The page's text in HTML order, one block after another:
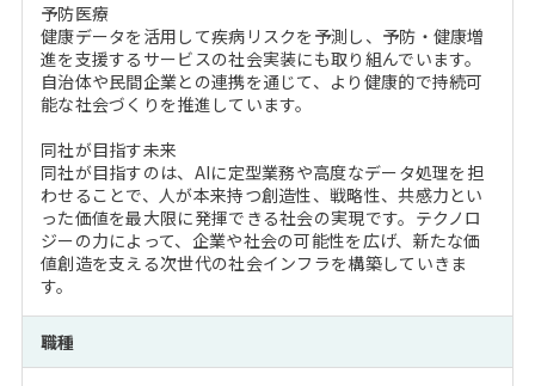
予防医療
健康データを活用して疾病リスクを予測し、予防・健康増
進を支援するサービスの社会実装にも取り組んでいます。
自治体や民間企業との連携を通じて、より健康的で持続可
能な社会づくりを推進しています。
同社が目指す未来
同社が目指すのは、AIに定型業務や高度なデータ処理を担
わせることで、人が本来持つ創造性、戦略性、共感力とい
った価値を最大限に発揮できる社会の実現です。テクノロ
ジーの力によって、企業や社会の可能性を広げ、新たな価
値創造を支える次世代の社会インフラを構築していきま
す。
職種